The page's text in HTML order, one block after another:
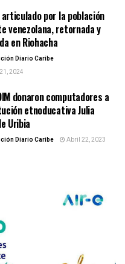
por la población
venezolana, retornada y
en Riohacha
Diario Caribe
2024
donaron computadores a
etnoducativa Julia
Uribia
Diario Caribe Abril 22, 2023